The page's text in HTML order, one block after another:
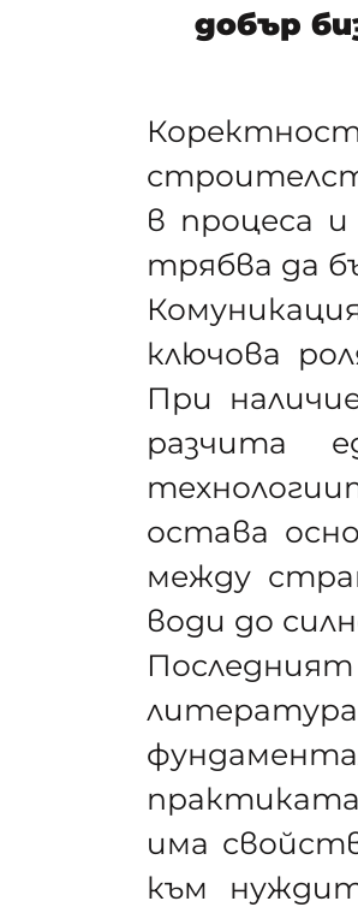
добър
в процеса
трябва да
ключова
При
разчита
остава
между
води до
има
към